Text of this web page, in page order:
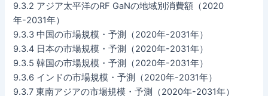
9.3.2 アジア太平洋のRF GaNの地域別消費額（2020
年-2031年）
9.3.3 中国の市場規模・予測（2020年-2031年）
9.3.4 日本の市場規模・予測（2020年-2031年）
9.3.5 韓国の市場規模・予測（2020年-2031年）
9.3.6 インドの市場規模・予測（2020年-2031年）
9.3.7 東南アジアの市場規模・予測（2020年-2031年）